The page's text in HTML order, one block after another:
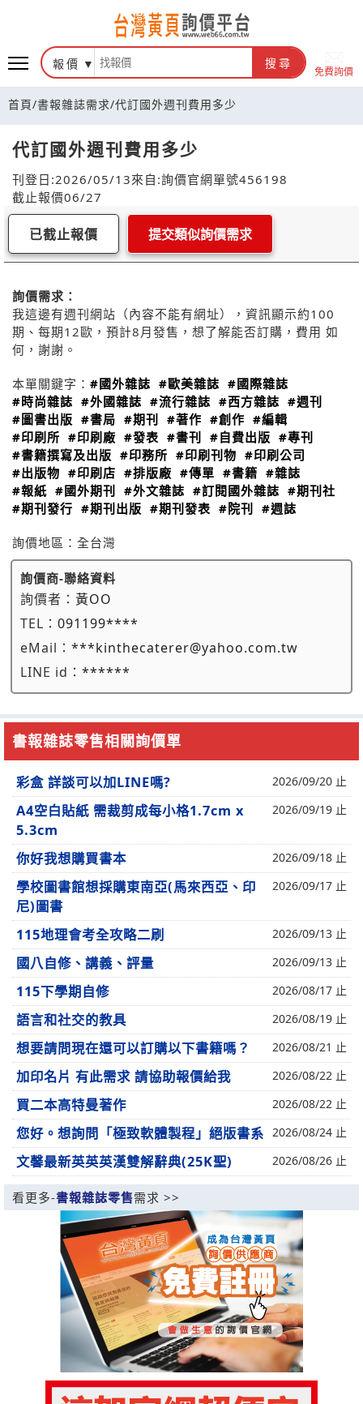
報價 搜尋
免費詢價
首頁/書報雜誌需求/代訂國外週刊費用多少
代訂國外週刊費用多少
刊登日:2026/05/13來自:詢價官網單號456198
截止報價06/27
已截止報價 提交類似詢價需求
詢價需求：
我這邊有週刊網站（內容不能有網址），資訊顯示約100
期、每期12歐，預計8月發售，想了解能否訂購，費用 如
何，謝謝。
本單關鍵字： #國外雜誌 #歐美雜誌 #國際雜誌
#時尚雜誌 #外國雜誌 #流行雜誌 #西方雜誌 #週刊
#圖書出版 #書局 #期刊 #著作 #創作 #編輯
#印刷所 #印刷廠 #發表 #書刊 #自費出版 #專刊
#書籍撰寫及出版 #印務所 #印刷刊物 #印刷公司
#出版物 #印刷店 #排版廠 #傳單 #書籍 #雜誌
#報紙 #國外期刊 #外文雜誌 #訂閱國外雜誌 #期刊社
#期刊發行 #期刊出版 #期刊發表 #院刊 #週誌
詢價地區： 全台灣
詢價商-聯絡資料
詢價者： 黃OO
TEL： 091199****
eMail： ***kinthecaterer@yahoo.com.tw
LINE id： ******
書報雜誌零售相關詢價單
彩盒 詳談可以加LINE嗎? 2026/09/20 止
A4空白貼紙 需裁剪成每小格1.7cm x
5.3cm
2026/09/19 止
你好我想購買書本 2026/09/18 止
學校圖書館想採購東南亞(馬來西亞、印
尼)圖書
2026/09/17 止
115地理會考全攻略二刷 2026/09/13 止
國八自修、講義、評量 2026/09/13 止
115下學期自修 2026/08/17 止
語言和社交的教具 2026/08/19 止
想要請問現在還可以訂購以下書籍嗎？ 2026/08/21 止
加印名片 有此需求 請協助報價給我 2026/08/22 止
買二本高特曼著作 2026/08/22 止
您好。想詢問「極致軟體製程」絕版書系 2026/08/24 止
文馨最新英英英漢雙解辭典(25K聖) 2026/08/26 止
看更多-書報雜誌零售需求 >>